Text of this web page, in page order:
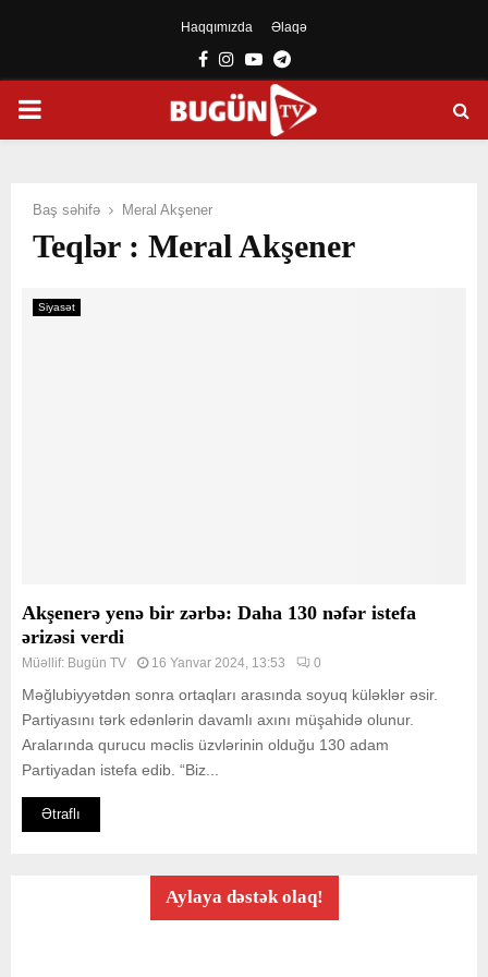
Haqqımızda Əlaqə
Facebook
Instagram
YoutubeTelegram
PRIMARY
Baş səhifə Meral Akşener
Teqlər : Meral Akşener
Siyasət
Akşenerə yenə bir zərbə: Daha 130 nəfər istefa
ərizəsi verdi
Müəllif: Bugün TV 16 Yanvar 2024, 13:53 0
Məğlubiyyətdən sonra ortaqları arasında soyuq küləklər əsir.
Partiyasını tərk edənlərin davamlı axını müşahidə olunur.
Aralarında qurucu məclis üzvlərinin olduğu 130 adam
Partiyadan istefa edib. “Biz...
Ətraflı
Aylaya dəstək olaq!